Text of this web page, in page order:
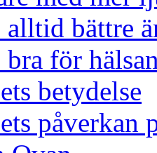
alltid bättre
för
betydelse
påverkan